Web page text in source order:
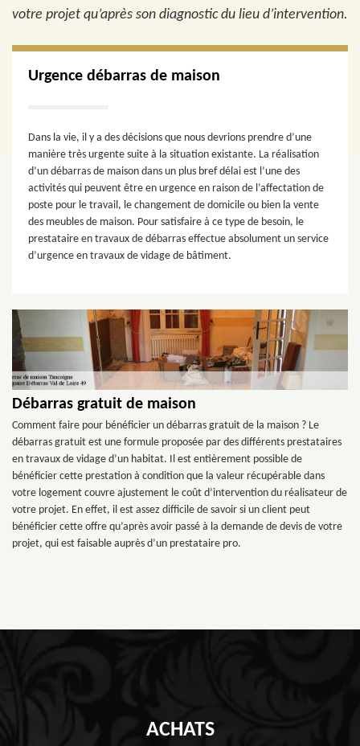
votre projet qu’après son diagnostic du lieu d’intervention.
Urgence débarras de maison
Dans la vie, il y a des décisions que nous devrions prendre d’une
manière très urgente suite à la situation existante. La réalisation
d’un débarras de maison dans un plus bref délai est l’une des
activités qui peuvent être en urgence en raison de l’affectation de
poste pour le travail, le changement de domicile ou bien la vente
des meubles de maison. Pour satisfaire à ce type de besoin, le
prestataire en travaux de débarras effectue absolument un service
d’urgence en travaux de vidage de bâtiment.
Débarras gratuit de maison
Comment faire pour bénéficier un débarras gratuit de la maison ? Le
débarras gratuit est une formule proposée par des différents prestataires
en travaux de vidage d’un habitat. Il est entièrement possible de
bénéficier cette prestation à condition que la valeur récupérable dans
votre logement couvre ajustement le coût d’intervention du réalisateur de
votre projet. En effet, il est assez difficile de savoir si un client peut
bénéficier cette offre qu’après avoir passé à la demande de devis de votre
projet, qui est faisable auprès d’un prestataire pro.
ACHATS